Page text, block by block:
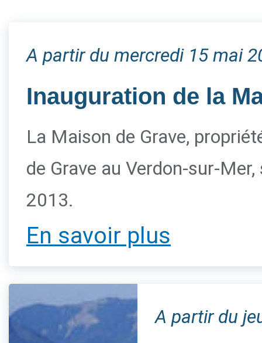
A partir du mercredi 15 mai
Inauguration de la
La Maison de Grave,
de Grave au Verdon-sur-
2013.
En savoir plus
A partir du